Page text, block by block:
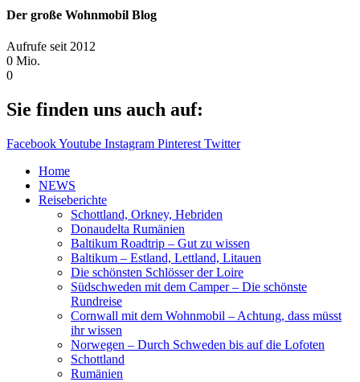
Der große Wohnmobil Blog​
Aufrufe seit 2012
0 Mio.
0
Sie finden uns auch auf:
FacebookYoutube Instagram Pinterest Twitter
Home
NEWS
Reiseberichte
Schottland, Orkney, Hebriden
Donaudelta Rumänien
Baltikum Roadtrip – Gut zu wissen
Baltikum – Estland, Lettland, Litauen
Die schönsten Schlösser der Loire
Südschweden mit dem Camper – Die schönste
Rundreise
Cornwall mit dem Wohnmobil – Achtung, dass müsst
ihr wissen
Norwegen – Durch Schweden bis auf die Lofoten
Schottland
Rumänien